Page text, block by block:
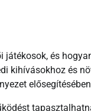
játékosok, és
kihívásokhoz és